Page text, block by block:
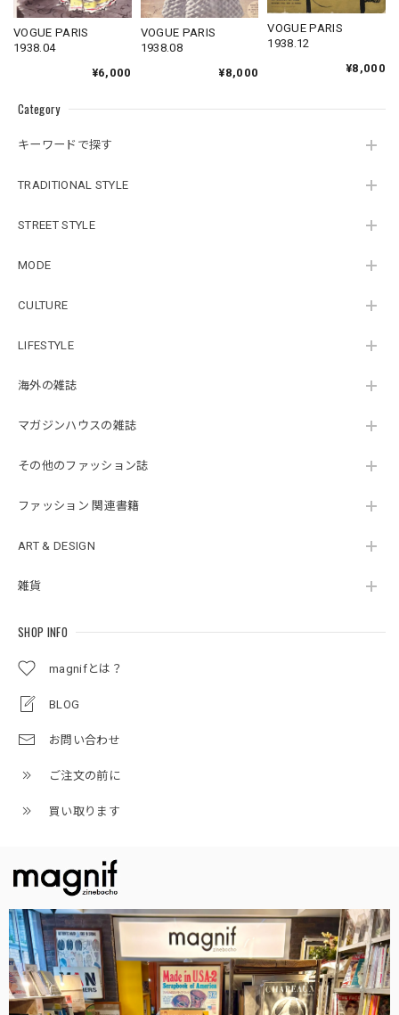
Category
キーワードで探す
TRADITIONAL STYLE
STREET STYLE
MODE
CULTURE
LIFESTYLE
海外の雑誌
マガジンハウスの雑誌
その他のファッション誌
ファッション 関連書籍
ART & DESIGN
雑貨
SHOP INFO
magnifとは？
BLOG
お問い合わせ
ご注文の前に
買い取ります
VOGUE PARIS
1938.04
¥6,000
VOGUE PARIS
1938.08
¥8,000
VOGUE PARIS
1938.12
¥8,000